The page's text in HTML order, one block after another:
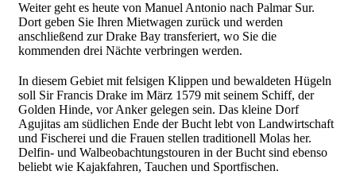
Weiter geht es heute von Manuel Antonio nach Palmar Sur.
Dort geben Sie Ihren Mietwagen zurück und werden
anschließend zur Drake Bay transferiert, wo Sie die
kommenden drei Nächte verbringen werden.
In diesem Gebiet mit felsigen Klippen und bewaldeten Hügeln
soll Sir Francis Drake im März 1579 mit seinem Schiff, der
Golden Hinde, vor Anker gelegen sein. Das kleine Dorf
Agujitas am südlichen Ende der Bucht lebt von Landwirtschaft
und Fischerei und die Frauen stellen traditionell Molas her.
Delfin- und Walbeobachtungstouren in der Bucht sind ebenso
beliebt wie Kajakfahren, Tauchen und Sportfischen.